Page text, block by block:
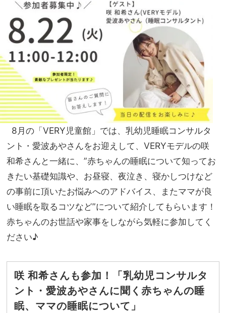
8月の「VERY児童館」では、乳幼児睡眠コンサルタ
ント・愛波あやさんをお迎えして、VERYモデルの咲
和希さんと一緒に、”赤ちゃんの睡眠について知ってお
きたい基礎知識や、お昼寝、夜泣き、寝かしつけなど
の事前に頂いたお悩みへのアドバイス、またママが良
い睡眠を取るコツなど”について紹介してもらいます！
赤ちゃんのお世話や家事をしながら気軽に参加してく
ださい♪
咲 和希さんも参加！「乳幼児コンサルタ
ント・愛波あやさんに聞く赤ちゃんの睡
眠、ママの睡眠について」